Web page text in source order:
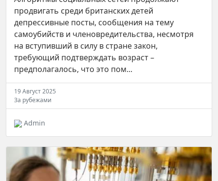
продвигать среди британских детей
депрессивные посты, сообщения на тему
самоубийств и членовредительства, несмотря
на вступивший в силу в стране закон,
требующий подтверждать возраст –
предполагалось, что это пом...
19 Август 2025
За рубежами
Admin